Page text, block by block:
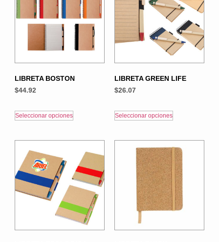
LIBRETA BOSTON
$44.92
Seleccionar opciones
LIBRETA GREEN LIFE
$26.07
Seleccionar opciones